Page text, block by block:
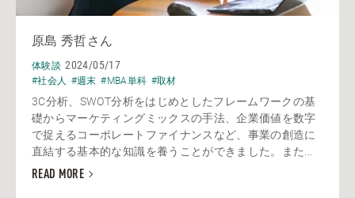
原島 秀哲さん
体験談 2024/05/17
#社会人 #週末 #MBA単科 #取材
3C分析、SWOT分析をはじめとしたフレームワークの基
礎からマーケティングミックスの手法、企業価値を数字
で捉えるコーポレートファイナンスなど、事業の創造に
直結する基本的な知識を養うことができました。また...
READ MORE